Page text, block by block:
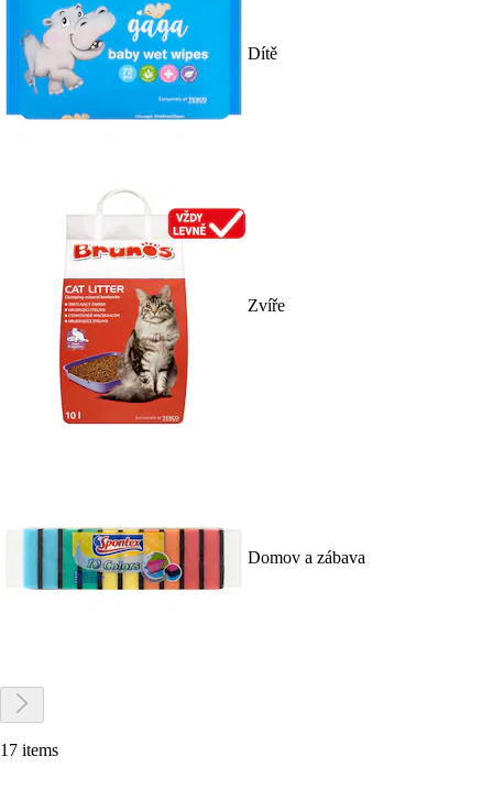
Dítě
Zvíře
Domov a zábava
17 items